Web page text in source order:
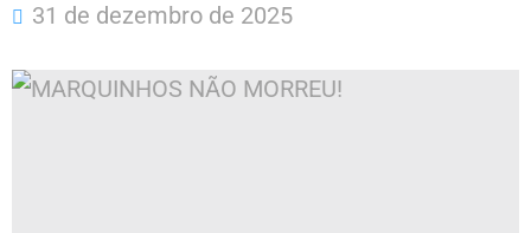
31 de dezembro de 2025